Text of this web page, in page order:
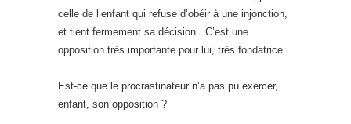
celle de l’enfant qui refuse d’obéir à une injonction,
et tient fermement sa décision. C’est une
opposition très importante pour lui, très fondatrice.
Est-ce que le procrastinateur n’a pas pu exercer,
enfant, son opposition ?